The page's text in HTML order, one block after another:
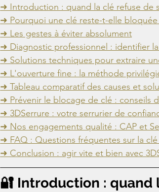
➜ Introduction : quand la clé refuse de
➜ Pourquoi une clé reste-t-elle bloquée
➜ Les gestes à éviter absolument
➜ Diagnostic professionnel : identifier
➜ Solutions techniques pour extraire
➜ L'ouverture fine : la méthode
➜ Tableau comparatif des causes et
➜ Prévenir le blocage de clé : conseils
➜ 3DSerrure : votre serrurier de
➜ Nos engagements qualité : CAP et
➜ FAQ : Questions fréquentes sur la
➜ Conclusion : agir vite et bien avec
🔐 Introduction :